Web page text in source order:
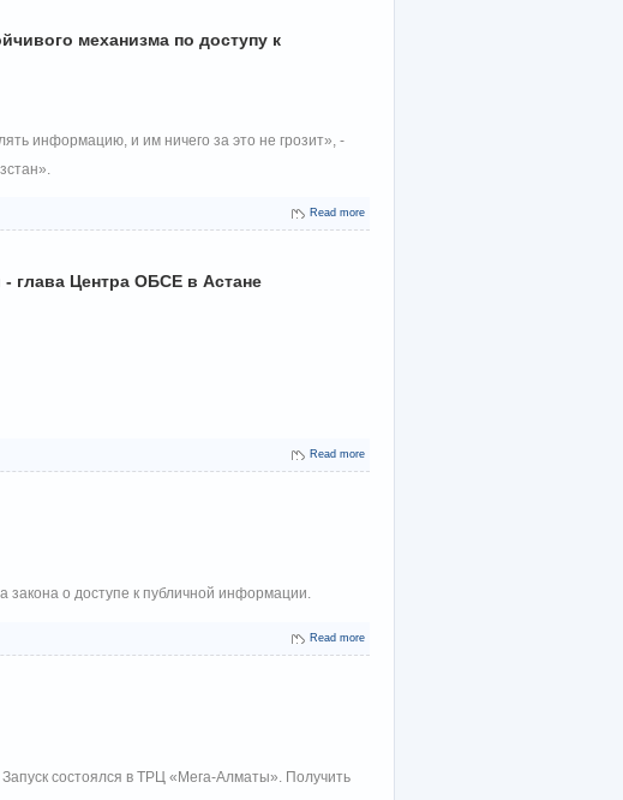
механизма по доступу к
информацию, и им ничего за это не грозит», -
Read more
глава Центра ОБСЕ в Астане
Read more
о доступе к публичной информации.
Read more
состоялся в ТРЦ «Мега-Алматы». Получить